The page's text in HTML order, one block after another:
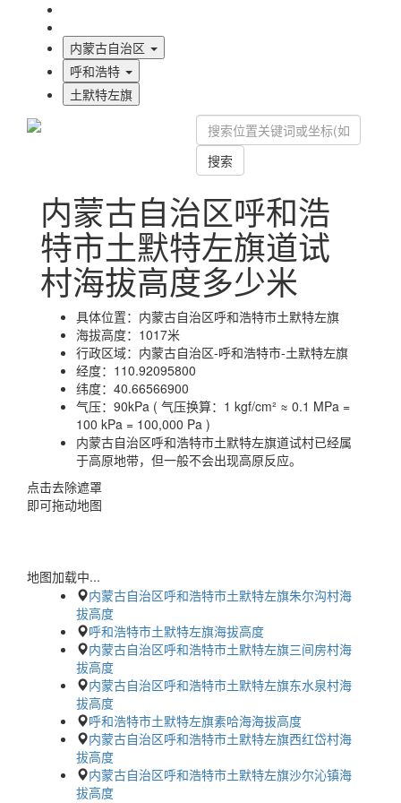
内蒙古自治区
呼和浩特
土默特左旗
搜索
内蒙古自治区呼和浩
特市土默特左旗道试
村海拔高度多少米
具体位置： 内蒙古自治区呼和浩特市土默特左旗
海拔高度： 1017米
行政区域： 内蒙古自治区-呼和浩特市-土默特左旗
经度： 110.92095800
纬度： 40.66566900
气压： 90kPa ( 气压换算：1 kgf/cm² ≈ 0.1 MPa =
100 kPa = 100,000 Pa )
内蒙古自治区呼和浩特市土默特左旗道试村已经属
于高原地带，但一般不会出现高原反应。
点击去除遮罩
即可拖动地图
地图加载中...
内蒙古自治区呼和浩特市土默特左旗朱尔沟村海
拔高度
呼和浩特市土默特左旗海拔高度
内蒙古自治区呼和浩特市土默特左旗三间房村海
拔高度
内蒙古自治区呼和浩特市土默特左旗东水泉村海
拔高度
呼和浩特市土默特左旗素哈海海拔高度
内蒙古自治区呼和浩特市土默特左旗西红岱村海
拔高度
内蒙古自治区呼和浩特市土默特左旗沙尔沁镇海
拔高度